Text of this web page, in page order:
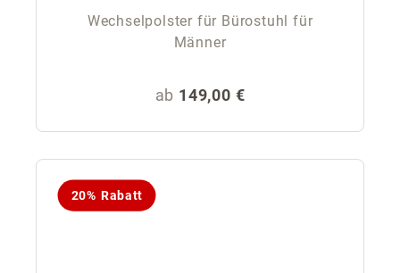
Wechselpolster für Bürostuhl für
Männer
Regulärer Preis:
ab 149,00 €
20% Rabatt